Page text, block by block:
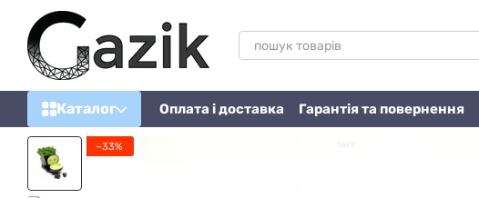
Перейти до основного контенту
Каталог Оплата і доставка Гарантія та повернення
−33%